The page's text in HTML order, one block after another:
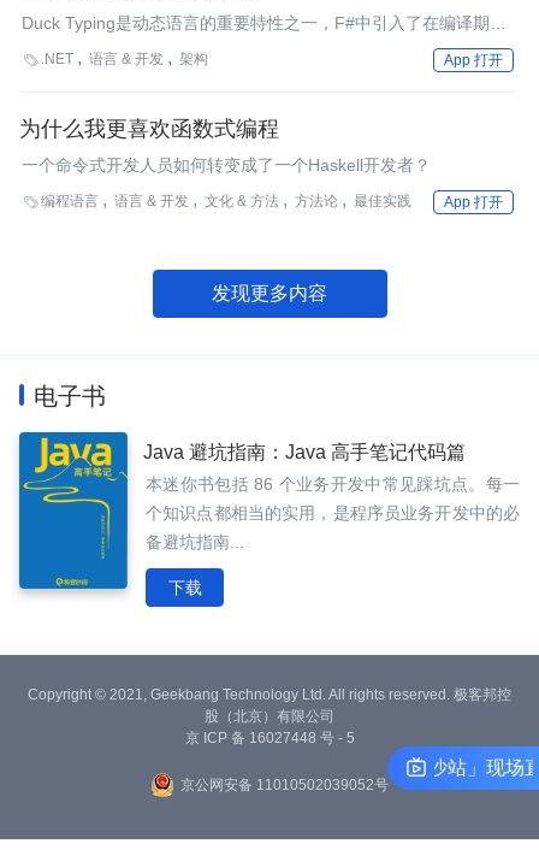
Duck Typing是动态语言的重要特性之一，F#中引入了在编译期进
行验证的静态Duck Typing特性。在OCaml、Scala等语言中，这个
 .NET 语言 & 开发 架构 App 打开
为什么我更喜欢函数式编程
一个命令式开发人员如何转变成了一个Haskell开发者？
编程语言 语言 & 开发 文化 & 方法 方法论 最佳实践 App 打开
发现更多内容
电子书
Java 避坑指南：Java 高手笔记代码篇
本迷你书包括 86 个业务开发中常见踩坑点。每一
个知识点都相当的实用，是程序员业务开发中的必
备避坑指南...
下载
Copyright © 2021, Geekbang Technology Ltd. All rights reserved. 极客邦控
股（北京）有限公司
京 ICP 备 16027448 号 - 5
京公网安备 11010502039052号
「中国技术开放日·长沙站」现场直